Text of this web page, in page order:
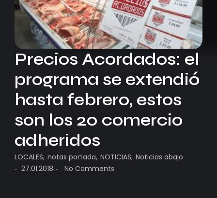
Precios Acordados: el
programa se extendió
hasta febrero, estos
son los 20 comercio
adheridos
LOCALES, notas portada, NOTICIAS, Noticias abajo
- 27.01.2018 - No Comments